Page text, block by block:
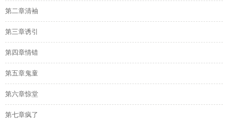
第二章清袖
第三章诱引
第四章情错
第五章鬼童
第六章惊堂
第七章疯了